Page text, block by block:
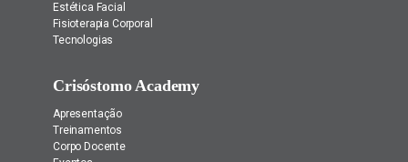
Estética Facial
Fisioterapia Corporal
Tecnologias
Crisóstomo Academy
Apresentação
Treinamentos
Corpo Docente